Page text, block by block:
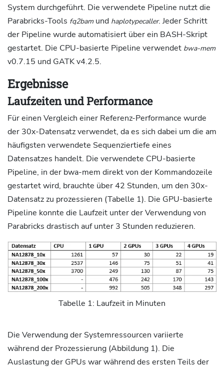
System durchgeführt. Die verwendete Pipeline nutzt die
Parabricks-Tools fq2bam und haplotypecaller. Jeder Schritt
der Pipeline wurde automatisiert über ein BASH-Skript
gestartet. Die CPU-basierte Pipeline verwendet bwa-mem
v0.7.15 und GATK v4.2.5.
Ergebnisse
Laufzeiten und Performance
Für einen Vergleich einer Referenz-Performance wurde
der 30x-Datensatz verwendet, da es sich dabei um die am
häufigsten verwendete Sequenziertiefe eines
Datensatzes handelt. Die verwendete CPU-basierte
Pipeline, in der bwa-mem direkt von der Kommandozeile
gestartet wird, brauchte über 42 Stunden, um den 30x-
Datensatz zu prozessieren (Tabelle 1). Die GPU-basierte
Pipeline konnte die Laufzeit unter der Verwendung von
Parabricks drastisch auf unter 3 Stunden reduzieren.
Tabelle 1: Laufzeit in Minuten
Die Verwendung der Systemressourcen variierte
während der Prozessierung (Abbildung 1). Die
Auslastung der GPUs war während des ersten Teils der